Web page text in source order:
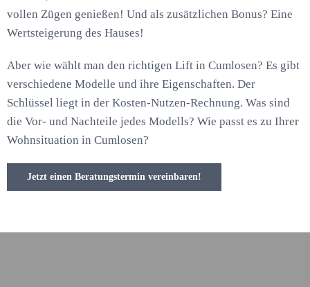
vollen Zügen genießen! Und als zusätzlichen Bonus? Eine
Wertsteigerung des Hauses!
Aber wie wählt man den richtigen Lift in Cumlosen? Es gibt
verschiedene Modelle und ihre Eigenschaften. Der
Schlüssel liegt in der Kosten-Nutzen-Rechnung. Was sind
die Vor- und Nachteile jedes Modells? Wie passt es zu Ihrer
Wohnsituation in Cumlosen?
Jetzt einen Beratungstermin vereinbaren!